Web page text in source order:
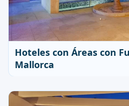
Hoteles con Áreas con
Mallorca